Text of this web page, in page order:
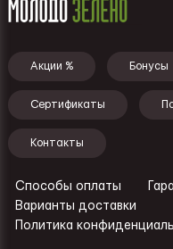
Подвал - меню
Акции % Бонусы
Сертификаты
Контакты
Ссылки - подвал
Способы оплаты
Варианты доставки
Политика